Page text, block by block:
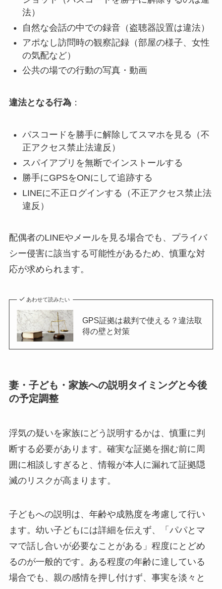
法）
自然な会話の中での録音（盗聴器設置は違法）
アポなし訪問時の観察記録（部屋の様子、女性
の気配など）
公共の場での行動の写真・動画
違法となる行為：
パスコードを勝手に解除してスマホを見る（不
正アクセス禁止法違反）
スパイアプリを無断でインストールする
勝手にGPSをONにして追跡する
LINEに不正ログインする（不正アクセス禁止法
違反）
配偶者のLINEやメールを見る場合でも、プライバ
シー侵害に該当する可能性があるため、慎重な対
応が求められます。
あわせて読みたい
GPS証拠は裁判で使える？違法取
得の壁と対策
妻・子ども・家族への説明タイミングと今後
の予定調整
浮気の疑いを家族にどう説明するかは、慎重に判
断する必要があります。確実な証拠を掴む前に周
囲に相談しすぎると、情報が本人に漏れて証拠隠
滅のリスクが高まります。
子どもへの説明は、年齢や成熟度を考慮して行い
ます。幼い子どもには詳細を伝えず、「パパとマ
マで話し合いが必要なことがある」程度にとどめ
るのが一般的です。ある程度の年齢に達している
場合でも、親の感情を押し付けず、事実を淡々と